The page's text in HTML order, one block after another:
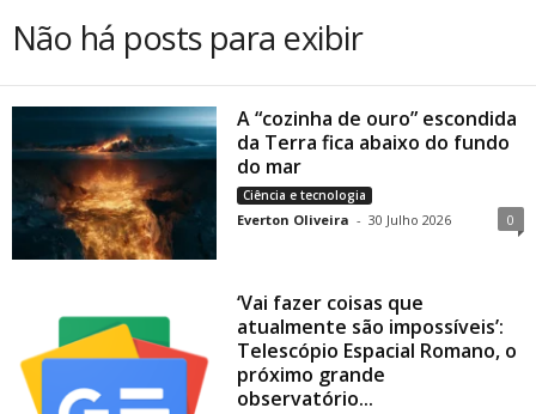
Não há posts para exibir
A “cozinha de ouro” escondida
da Terra fica abaixo do fundo
do mar
Ciência e tecnologia
Everton Oliveira - 30 Julho 2026 0
‘Vai fazer coisas que
atualmente são impossíveis’:
Telescópio Espacial Romano, o
próximo grande
observatório...